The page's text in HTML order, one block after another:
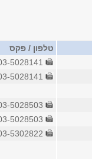
טלפון / פקס